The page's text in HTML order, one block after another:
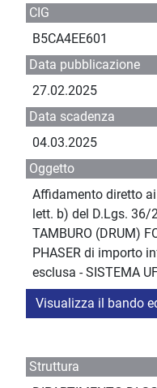
CIG
B5CA4EE601
Data pubblicazione
27.02.2025
Data scadenza
04.03.2025
Oggetto
Affidamento diretto
lett. b) del D.Lgs.
TAMBURO (DRUM)
PHASER di importo
esclusa - SISTEMA
Visualizza il bando
Struttura